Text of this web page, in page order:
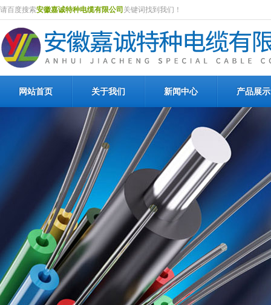
请百度搜索安徽嘉诚特种电缆有限公司 关键词找到我们！
网站首页 关于我们 新闻中心 产品展示